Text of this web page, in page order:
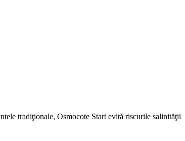
tradiţionale, Osmocote Start evită riscurile salinităţii